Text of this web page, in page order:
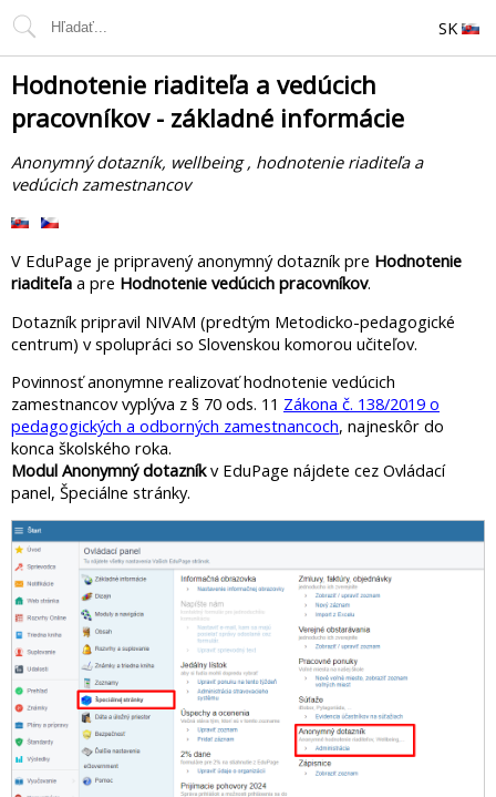
SK
Hodnotenie riaditeľa a vedúcich
pracovníkov - základné informácie
Anonymný dotazník, wellbeing , hodnotenie riaditeľa a
vedúcich zamestnancov
V EduPage je pripravený anonymný dotazník pre Hodnotenie
riaditeľa a pre Hodnotenie vedúcich pracovníkov.
Dotazník pripravil NIVAM (predtým Metodicko-pedagogické
centrum) v spolupráci so Slovenskou komorou učiteľov.
Povinnosť anonymne realizovať hodnotenie vedúcich
zamestnancov vyplýva z § 70 ods. 11 Zákona č. 138/2019 o
pedagogických a odborných zamestnancoch, najneskôr do
konca školského roka.
Modul Anonymný dotazníkv EduPage nájdete cez Ovládací
panel, Špeciálne stránky.